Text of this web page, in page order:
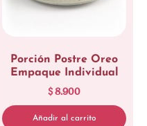
Porción Postre Oreo
Empaque Individual
$8.900
Añadir al carrito